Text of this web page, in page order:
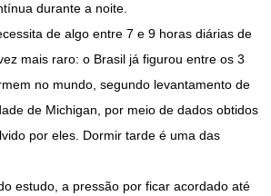
durante a noite.
de algo entre 7 e 9 horas diárias de
mais raro: o Brasil já figurou entre os 3
no mundo, segundo levantamento de
de Michigan, por meio de dados obtidos
por eles. Dormir tarde é uma das
estudo, a pressão por ficar acordado até